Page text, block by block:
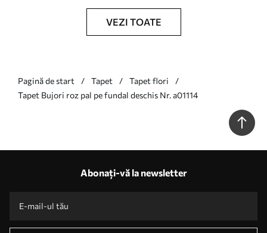
VEZI TOATE
Pagină de start Tapet
Tapet flori
Tapet Bujori roz pal pe fundal deschis Nr. a01114
Abonați-vă la newsletter